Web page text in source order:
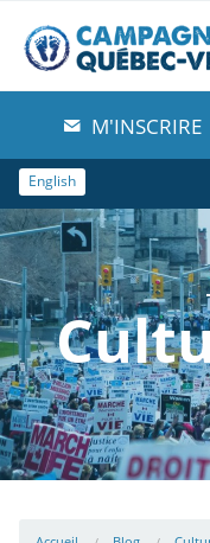
À propos de nous
Blog
Comprendre
Agir
Boutique
M'INSCRIRE
English